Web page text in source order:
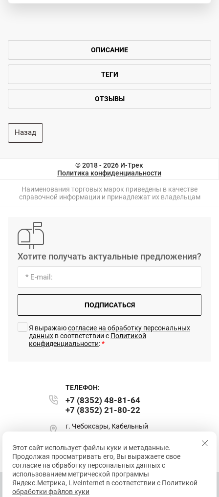
ОПИСАНИЕ
ТЕГИ
ОТЗЫВЫ
Назад
© 2018 - 2026 И-Трек
Политика конфиденциальности
Наименования торговых марок приведены в качестве
справочной информации и принадлежат их владельцам
Хотите получать актуальные предложения?
ПОДПИСАТЬСЯ
Я выражаюсогласие на обработку персональных
данных в соответствии с Политикой
конфиденциальности:*
ТЕЛЕФОН:
+7 (8352) 48-81-64
+7 (8352) 21-80-22
г. Чебоксары, Кабельный
sales@intertrek.ru
Этот сайт использует файлы куки и метаданные.
Продолжая просматривать его, Вы выражаете свое
согласие на обработку персональных данных с
использованием метрической программы
Яндекс.Метрика, LiveInternet в соответствии с Политикой
обработки файлов куки